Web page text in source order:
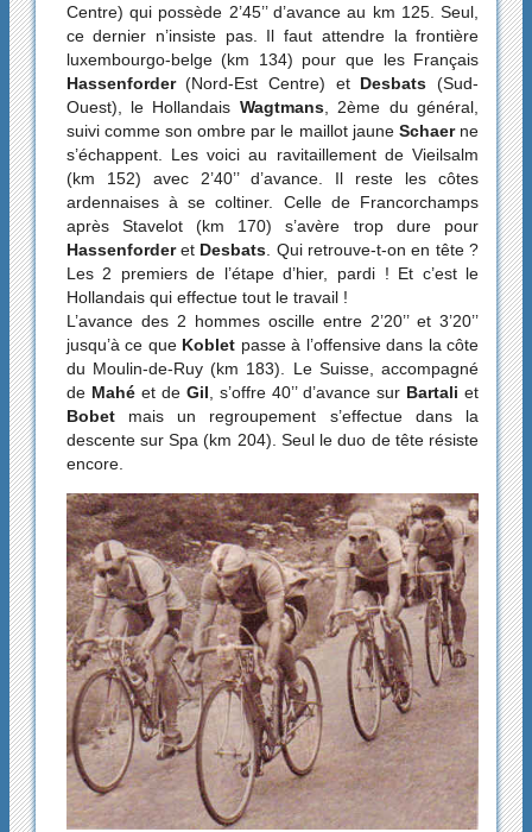
Centre) qui possède 2’45’’ d’avance au km 125. Seul,
ce dernier n’insiste pas. Il faut attendre la frontière
luxembourgo-belge (km 134) pour que les Français
Hassenforder(Nord-Est Centre) et Desbats (Sud-
Ouest), le Hollandais Wagtmans, 2ème du général,
suivi comme son ombre par le maillot jauneSchaerne
s’échappent. Les voici au ravitaillement de Vieilsalm
(km 152) avec 2’40’’ d’avance. Il reste les côtes
ardennaises à se coltiner. Celle de Francorchamps
après Stavelot (km 170) s’avère trop dure pour
HassenforderetDesbats. Qui retrouve-t-on en tête ?
Les 2 premiers de l’étape d’hier, pardi ! Et c’est le
Hollandais qui effectue tout le travail !
L’avance des 2 hommes oscille entre 2’20’’ et 3’20’’
jusqu’à ce que Koblet passe à l’offensive dans la côte
du Moulin-de-Ruy (km 183). Le Suisse, accompagné
de Mahé et de Gil, s’offre 40’’ d’avance sur Bartaliet
Bobet mais un regroupement s’effectue dans la
descente sur Spa (km 204). Seul le duo de tête résiste
encore.